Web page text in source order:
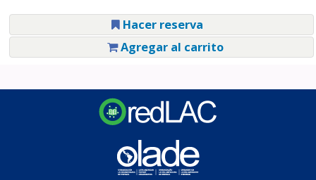
Hacer reserva
Agregar al carrito